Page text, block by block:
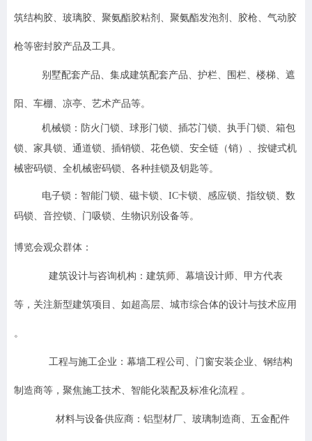
筑结构胶、玻璃胶、聚氨酯胶粘剂、聚氨酯发泡剂、胶枪、气动胶
枪等密封胶产品及工具。
别墅配套产品、集成建筑配套产品、护栏、围栏、楼梯、遮
阳、车棚、凉亭、艺术产品等。
机械锁 ：防火门锁、球形门锁、插芯门锁、执手门锁、箱包
锁、家具锁、通道锁、插销锁、花色锁、安全链（销）、按键式机
械密码锁、全机械密码锁、各种挂锁及钥匙等。
电子锁 ：智能门锁、磁卡锁、IC卡锁、感应锁、指纹锁、数
码锁、音控锁、门吸锁、生物识别设备等。
博览会观众群体：
建筑设计与咨询机构：建筑师、幕墙设计师、甲方代表
等，关注新型建筑项目、如超高层、城市综合体的设计与技术应用
。
工程与施工企业：幕墙工程公司、门窗安装企业、钢结构
制造商等，聚焦施工技术、智能化装配及标准化流程 。
材料与设备供应商：铝型材厂、玻璃制造商、五金配件